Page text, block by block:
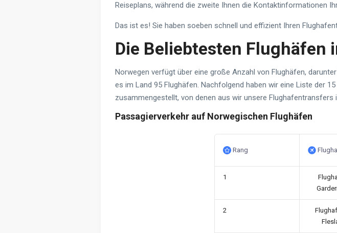
Reiseplans, während die zweite Ihnen die Kontaktinformationen
Das ist es! Sie haben soeben schnell und effizient Ihren
Die Beliebtesten Flughäfen
Norwegen verfügt über eine große Anzahl von Flughäfen,
es im Land 95 Flughäfen. Nachfolgend haben wir eine Liste der
zusammengestellt, von denen aus wir unsere Flughafentransfers
Passagierverkehr auf Norwegischen Flughäfen
Rang
1
2